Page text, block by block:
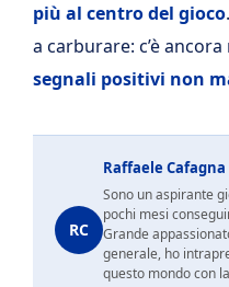
più al centro del gioco
a carburare: c’è
segnali positivi non
RC
Raffaele Cafagna
Sono un aspirante
pochi mesi
Grande
generale, ho
questo mondo con